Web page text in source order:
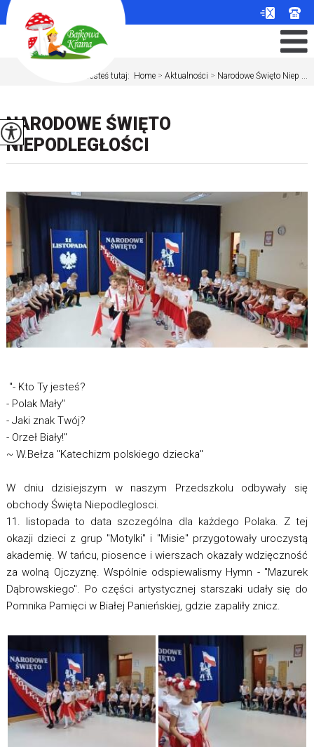
Jesteś tutaj: Home > Aktualności > Narodowe Święto Niep ...
NARODOWE ŚWIĘTO
NIEPODLEGŁOŚCI
"- Kto Ty jesteś?
- Polak Mały"
- Jaki znak Twój?
- Orzeł Biały!"
~ W.Bełza "Katechizm polskiego dziecka"
W dniu dzisiejszym w naszym Przedszkolu odbywały się
obchody Święta Niepodleglosci.
11. listopada to data szczególna dla każdego Polaka. Z tej
okazji dzieci z grup "Motylki" i "Misie" przygotowały uroczystą
akademię. W tańcu, piosence i wierszach okazały wdzięczność
za wolną Ojczyznę. Wspólnie odspiewalismy Hymn - "Mazurek
Dąbrowskiego". Po części artystycznej starszaki udały się do
Pomnika Pamięci w Białej Panieńskiej, gdzie zapaliły znicz.